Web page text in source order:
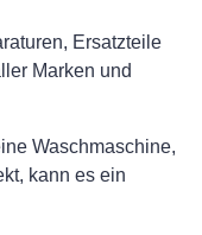
Ersatzteile
Marken und
Waschmaschine,
kann es ein